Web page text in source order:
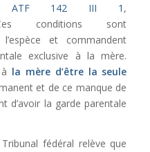
ATF 142 III 1 ,
conditions sont
et commandent
exclusive à la mère.
la mère d’être la seule
et de ce manque de
d’avoir la garde parentale
fédéral relève que